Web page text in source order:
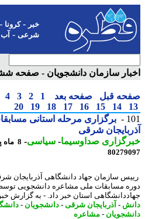
-کرونا-
شرعی-آب و
سازمان دانشجویان - صفحه ششم
قبل صفحه بعد 1
2
3
4
5
14
15
16
17
18
19
20
برگزاری مرحله استانی
شرقی
صداوسیما-سیاسی-8 ماه پیش - یکشنبه 30 آذر 1404، 17:45
سازمان جهاد دانشگاهی آذربایجان شرقی
مسابقات ملی مشاعره دانشجویی توسط
استان خبر داد. - به گزارش
-آذربایجان شرقی-دانشجویان-دانشگاه-
-مشاعره